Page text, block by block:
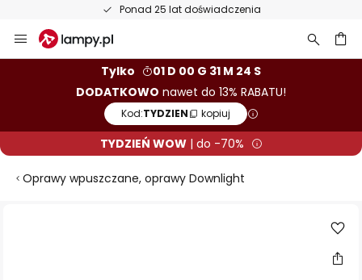
Ponad 25 lat doświadczenia
Przejdź
do
Tylko
01 D 00 G 31 M 23 S
DODATKOWO nawet do 13% RABATU!
Kod:TYDZIEN kopiuj
TYDZIEŃ WOW| do -70%
Oprawy wpuszczane, oprawy Downlight